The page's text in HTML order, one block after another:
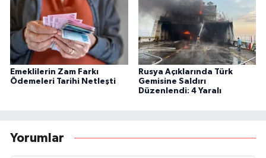
Emeklilerin Zam Farkı
Ödemeleri Tarihi Netleşti
Rusya Açıklarında Türk
Gemisine Saldırı
Düzenlendi: 4 Yaralı
Yorumlar